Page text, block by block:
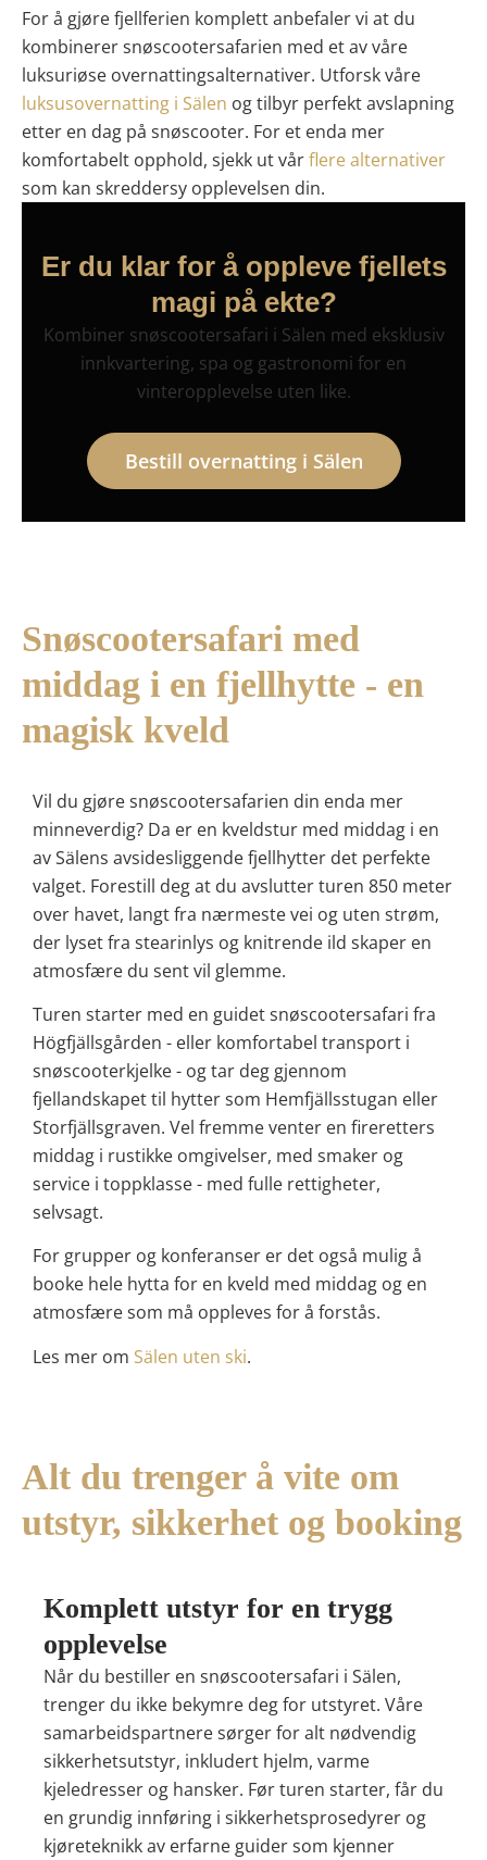
For å gjøre fjellferien komplett anbefaler vi at du
kombinerer snøscootersafarien med et av våre
luksuriøse overnattingsalternativer. Utforsk våre
luksusovernatting i Sälen og tilbyr perfekt avslapning
etter en dag på snøscooter. For et enda mer
komfortabelt opphold, sjekk ut vårflere alternativer
som kan skreddersy opplevelsen din.
Er du klar for å oppleve fjellets
magi på ekte?
Kombiner snøscootersafari i Sälen med eksklusiv
innkvartering, spa og gastronomi for en
vinteropplevelse uten like.
Bestill overnatting i Sälen
Snøscootersafari med
middag i en fjellhytte - en
magisk kveld
Vil du gjøre snøscootersafarien din enda mer
minneverdig? Da er en kveldstur med middag i en
av Sälens avsidesliggende fjellhytter det perfekte
valget. Forestill deg at du avslutter turen 850 meter
over havet, langt fra nærmeste vei og uten strøm,
der lyset fra stearinlys og knitrende ild skaper en
atmosfære du sent vil glemme.
Turen starter med en guidet snøscootersafari fra
Högfjällsgården - eller komfortabel transport i
snøscooterkjelke - og tar deg gjennom
fjellandskapet til hytter som Hemfjällsstugan eller
Storfjällsgraven. Vel fremme venter en fireretters
middag i rustikke omgivelser, med smaker og
service i toppklasse - med fulle rettigheter,
selvsagt.
For grupper og konferanser er det også mulig å
booke hele hytta for en kveld med middag og en
atmosfære som må oppleves for å forstås.
Les mer om Sälen uten ski.
Alt du trenger å vite om
utstyr, sikkerhet og booking
Komplett utstyr for en trygg
opplevelse
Når du bestiller en snøscootersafari i Sälen,
trenger du ikke bekymre deg for utstyret. Våre
samarbeidspartnere sørger for alt nødvendig
sikkerhetsutstyr, inkludert hjelm, varme
kjeledresser og hansker. Før turen starter, får du
en grundig innføring i sikkerhetsprosedyrer og
kjøreteknikk av erfarne guider som kjenner